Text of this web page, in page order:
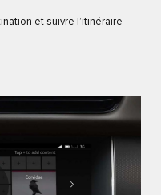
et suivre l’itinéraire